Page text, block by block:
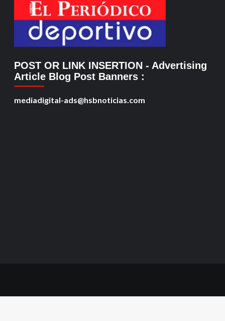
POST OR LINK INSERTION - Advertising
Article Blog Post Banners :
mediadigital-ads@hsbnoticias.com